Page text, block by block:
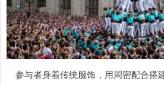
参与者身着传统服饰，用周密配合搭